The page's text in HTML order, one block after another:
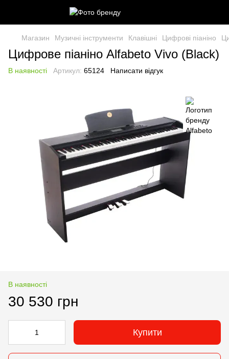
Магазин Музичні інструменти Клавішні Цифрові піаніно
Цифрове піаніно Alfabeto Vivo (Black)
В наявності Артикул: 65124 Написати відгук
В наявності
30 530 грн
Купити